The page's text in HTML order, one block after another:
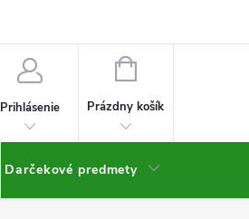
Prihlásenie
NÁKUPNÝ
Prázdny košík
Darčekové predmety